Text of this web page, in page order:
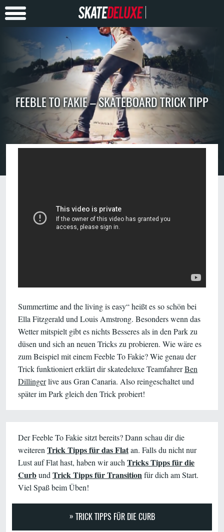
FEEBLE TO FAKIE – SKATEBOARD TRICK TIPP
Summertime and the living is easy“ heißt es so schön bei
Ella Fitzgerald und Louis Amstrong. Besonders wenn das
Wetter mitspielt gibt es nichts Besseres als in den Park zu
düsen und sich an neuen Tricks zu probieren. Wie wäre es
zum Beispiel mit einem Feeble To Fakie? Wie genau der
Trick funktioniert erklärt dir skatedeluxe TeamfahrerBen
Dillingerlive aus Gran Canaria. Also reingeschaltet und
später im Park gleich den Trick probiert!
Der Feeble To Fakie sitzt bereits? Dann schau dir die
weiteren Trick Tipps für das Flatan. Falls du nicht nur
Lust auf Flat hast, haben wir auch Tricks Tipps für die
Curbund Trick Tipps für Transitionfür dich am Start.
Viel Spaß beim Üben!
TRICK TIPPS FÜR DIE CURB